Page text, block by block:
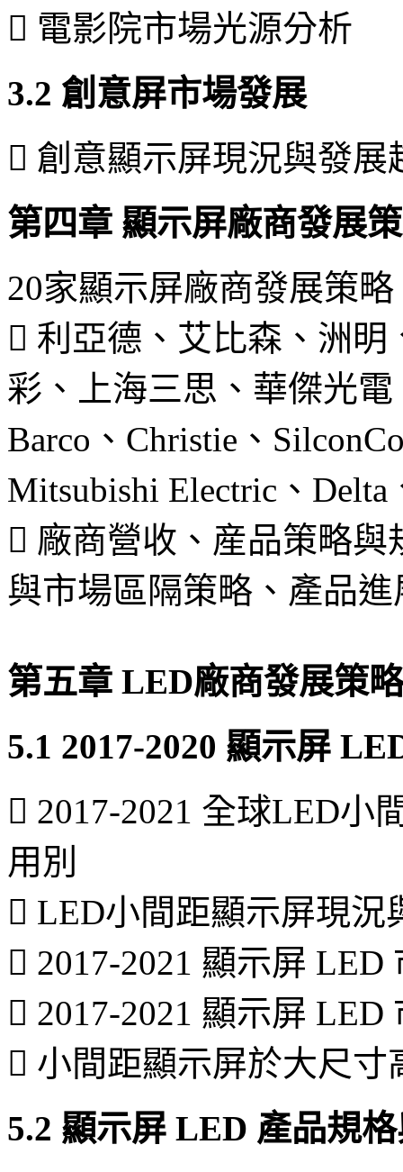
 電影院市場光源分析
3.2 創意屏市場發展
 創意顯示屏現況與發展
第四章 顯示屏廠商發展
20家顯示屏廠商發展策略
 利亞德、艾比森、洲
彩、上海三思、華傑光
Barco、Christie、
Mitsubishi Electric、Delta
 廠商營收、産品策略
與市場區隔策略、產品進
第五章 LED廠商發展策略
5.1 2017-2020 顯示屏
 2017-2021 全球LED小
用別
 LED小間距顯示屏現況
 2017-2021 顯示屏 LED
 2017-2021 顯示屏 LED
 小間距顯示屏於大尺
5.2 顯示屏 LED 產品規